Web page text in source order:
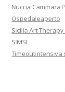
Nuccia Cammara
Ospedaleaperto
Sicilia Art
SIMSI
Timeoutintensiva